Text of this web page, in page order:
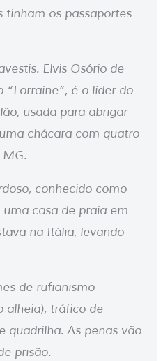
tinham os passaportes
Elvis Osório de
“Lorraine”, é o líder do
usada para abrigar
chácara com quatro
MG.
conhecido como
casa de praia em
na Itália, levando
de rufianismo
alheia), tráfico de
quadrilha. As penas vão
prisão.